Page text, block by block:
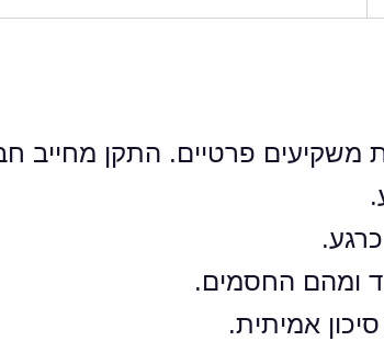
ומהם החסמים.
אמיתית.